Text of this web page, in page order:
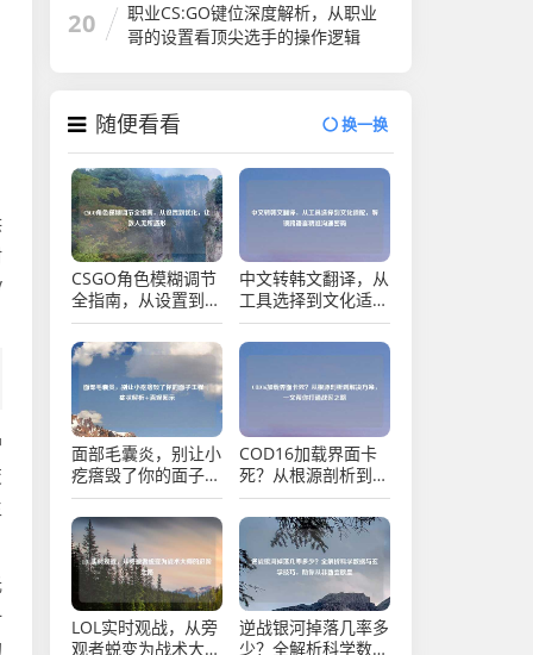
20
职业CS:GO键位深度解析，从职业
哥的设置看顶尖选手的操作逻辑
随便看看 换一换
CSGO角色模糊调节
全指南，从设置到优
化，让敌人无所遁形
中文转韩文翻译，从
工具选择到文化适
配，解锁跨语言精准
沟通密码
面部毛囊炎，别让小
疙瘩毁了你的面子工
程 | 症状解析+直观
图示
COD16加载界面卡
死？从根源剖析到解
决方案，一文帮你打
通战区之路
LOL实时观战，从旁
观者蜕变为战术大师
逆战银河掉落几率多
少？全解析科学数据